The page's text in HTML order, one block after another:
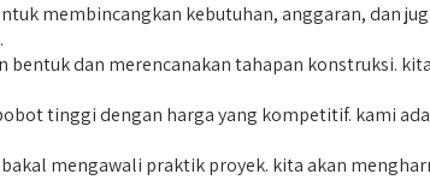
membincangkan kebutuhan, anggaran, dan
bentuk dan merencanakan tahapan konstruksi.
tinggi dengan harga yang kompetitif. kami
mengawali praktik proyek. kita akan